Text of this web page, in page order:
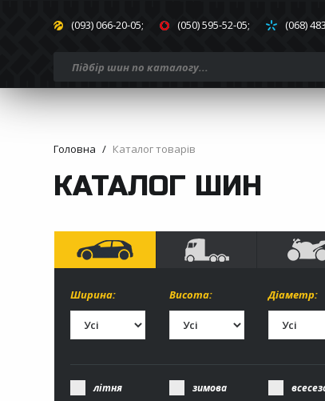
(093) 066-20-05; (050) 595-52-05; (068)
Головна Каталог товарів
КАТАЛОГ ШИН
Ширина: Висота: Діаметр:
літня зимова